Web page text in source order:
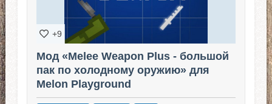
+9
Мод «Melee Weapon Plus - большой
пак по холодному оружию» для
Melon Playground